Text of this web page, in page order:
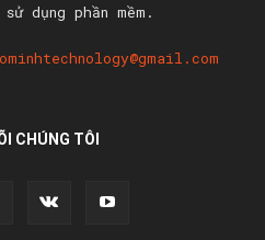
dụng phần mềm.
CHÚNG TÔI